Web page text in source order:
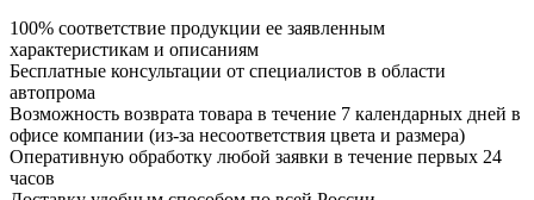
100% соответствие продукции ее заявленным
характеристикам и описаниям
Бесплатные консультации от специалистов в области
автопрома
Возможность возврата товара в течение 7 календарных дней в
офисе компании (из-за несоответствия цвета и размера)
Оперативную обработку любой заявки в течение первых 24
часов